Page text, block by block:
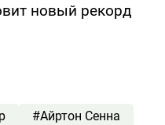
новый рекорд
#Айртон Сенна